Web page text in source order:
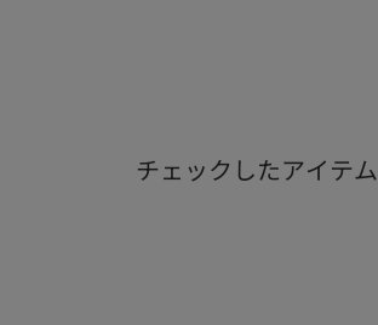
チェックしたアイテム